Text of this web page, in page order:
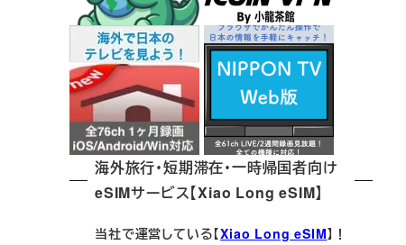
海外旅行・短期滞在・一時帰国者向け
eSIMサービス【Xiao Long eSIM】
当社で運営している【Xiao Long eSIM】！